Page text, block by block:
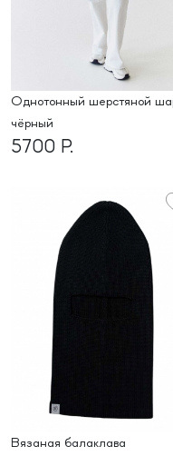
Однотонный шерстяной
чёрный
5700 Р.
вязаная балаклава